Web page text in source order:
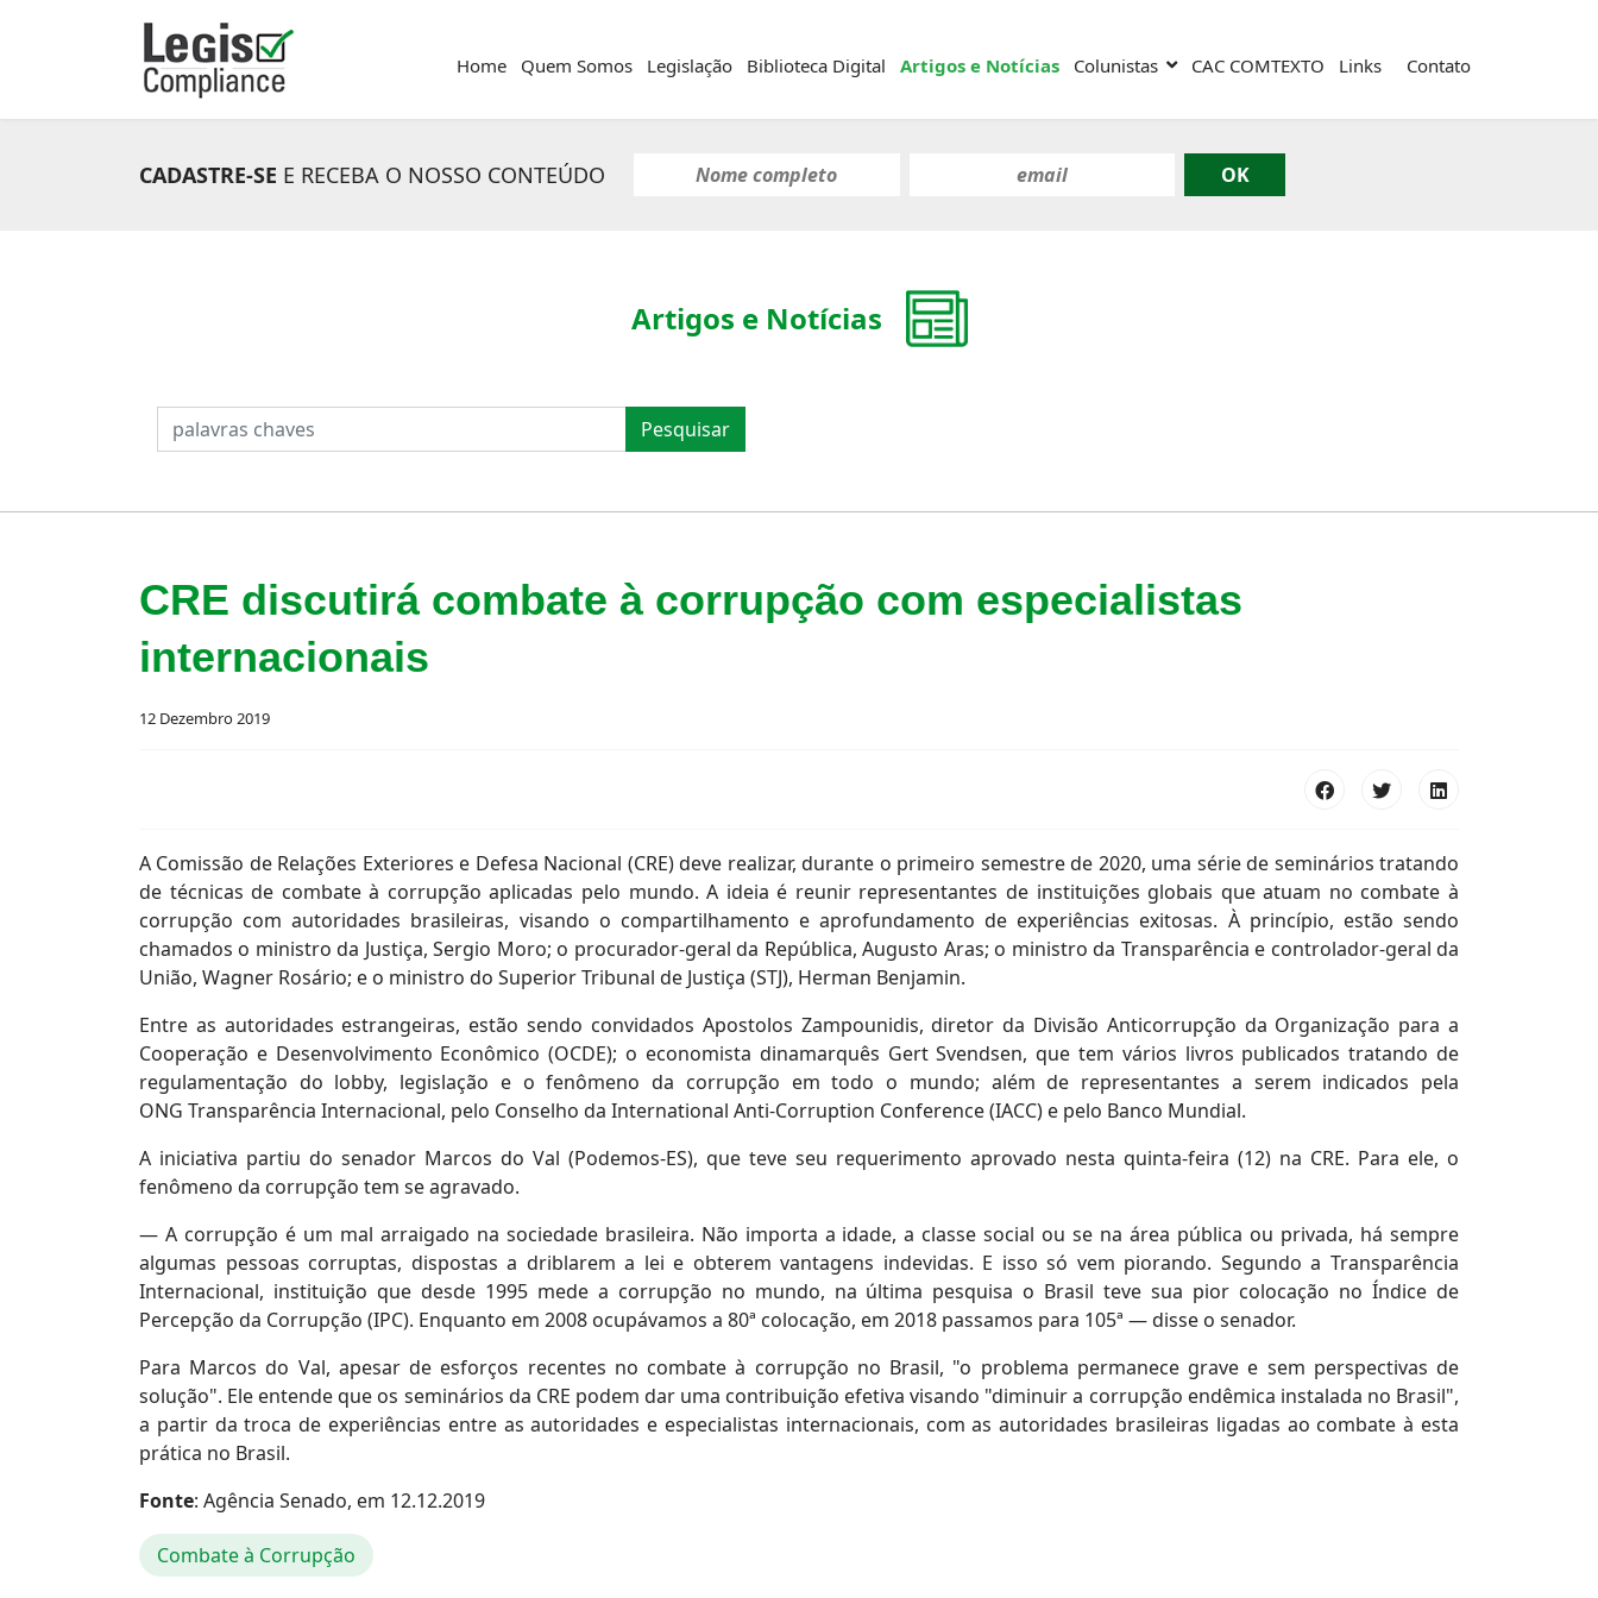
Home Quem Somos Legislação Biblioteca Digital Artigos e Notícias Colunistas CAC COMTEXTO Links Contato
CADASTRE-SE E RECEBA O NOSSO CONTEÚDO
PESQUISAR Pesquisar
Artigos e Notícias
CRE discutirá combate à corrupção com especialistas
internacionais
12 Dezembro 2019
A Comissão de Relações Exteriores e Defesa Nacional (CRE) deve realizar, durante o primeiro semestre de 2020, uma série de seminários tratando
de técnicas de combate à corrupção aplicadas pelo mundo. A ideia é reunir representantes de instituições globais que atuam no combate à
corrupção com autoridades brasileiras, visando o compartilhamento e aprofundamento de experiências exitosas. À princípio, estão sendo
chamados o ministro da Justiça, Sergio Moro; o procurador-geral da República, Augusto Aras; o ministro da Transparência e controlador-geral da
União, Wagner Rosário; e o ministro do Superior Tribunal de Justiça (STJ), Herman Benjamin.
Entre as autoridades estrangeiras, estão sendo convidados Apostolos Zampounidis, diretor da Divisão Anticorrupção da Organização para a
Cooperação e Desenvolvimento Econômico (OCDE); o economista dinamarquês Gert Svendsen, que tem vários livros publicados tratando de
regulamentação do lobby, legislação e o fenômeno da corrupção em todo o mundo; além de representantes a serem indicados pela
ONG Transparência Internacional, pelo Conselho da International Anti-Corruption Conference (IACC) e pelo Banco Mundial.
A iniciativa partiu do senador Marcos do Val (Podemos-ES), que teve seu requerimento aprovado nesta quinta-feira (12) na CRE. Para ele, o
fenômeno da corrupção tem se agravado.
— A corrupção é um mal arraigado na sociedade brasileira. Não importa a idade, a classe social ou se na área pública ou privada, há sempre
algumas pessoas corruptas, dispostas a driblarem a lei e obterem vantagens indevidas. E isso só vem piorando. Segundo a Transparência
Internacional, instituição que desde 1995 mede a corrupção no mundo, na última pesquisa o Brasil teve sua pior colocação no Índice de
Percepção da Corrupção (IPC). Enquanto em 2008 ocupávamos a 80ª colocação, em 2018 passamos para 105ª — disse o senador.
Para Marcos do Val, apesar de esforços recentes no combate à corrupção no Brasil, "o problema permanece grave e sem perspectivas de
solução". Ele entende que os seminários da CRE podem dar uma contribuição efetiva visando "diminuir a corrupção endêmica instalada no Brasil",
a partir da troca de experiências entre as autoridades e especialistas internacionais, com as autoridades brasileiras ligadas ao combate à esta
prática no Brasil.
Fonte: Agência Senado, em 12.12.2019
Combate à Corrupção